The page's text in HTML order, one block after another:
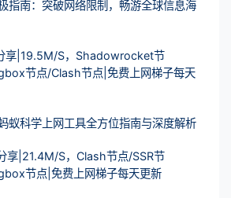
指南：突破网络限制，畅游全球信息海
享|19.5M/S，Shadowrocket节
节点/Clash节点|免费上网梯子每天
蚁科学上网工具全方位指南与深度解析
享|21.4M/S，Clash节点/SSR节
节点|免费上网梯子每天更新